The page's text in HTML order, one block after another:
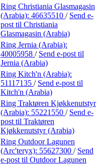
Ring Christiania Glasmagasin
(Arabia): 46635510 / Send e-
post til Christiania
Glasmagasin (Arabia)
Ring Jernia (Arabia):
40005958 / Send e-post til
Jernia (Arabia)
Ring Kitch'n (Arabia):
51117135 / Send e-post til
Kitch'n (Arabia)
Ring Traktøren Kjøkkenutstyr
(Arabia): 55221550 / Send e-
post til Traktøren
Kjøkkenutstyr (Arabia)
Ring Outdoor Lagunen
(Arc'teryx): 55627300 / Send
e-post til Outdoor Lagunen